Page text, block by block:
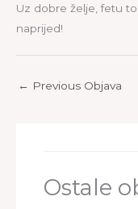
Uz dobre želje, fetu
naprijed!
← Previous Objava
Ostale